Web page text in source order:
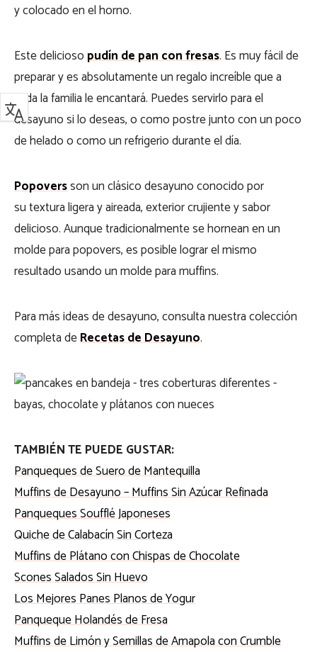
y colocado en el horno.
Este delicioso pudín de pan con fresas. Es muy fácil de
preparar y es absolutamente un regalo increíble que a
toda la familia le encantará. Puedes servirlo para el
desayuno si lo deseas, o como postre junto con un poco
de helado o como un refrigerio durante el día.
Popoversson un clásico desayuno conocido por
su textura ligera y aireada, exterior crujiente y sabor
delicioso. Aunque tradicionalmente se hornean en un
molde para popovers, es posible lograr el mismo
resultado usando un molde para muffins.
Para más ideas de desayuno, consulta nuestra colección
completa deRecetas de Desayuno.
TAMBIÉN TE PUEDE GUSTAR:
Panqueques de Suero de Mantequilla
Muffins de Desayuno – Muffins Sin Azúcar Refinada
Panqueques Soufflé Japoneses
Quiche de Calabacín Sin Corteza
Muffins de Plátano con Chispas de Chocolate
Scones Salados Sin Huevo
Los Mejores Panes Planos de Yogur
Panqueque Holandés de Fresa
Muffins de Limón y Semillas de Amapola con Crumble